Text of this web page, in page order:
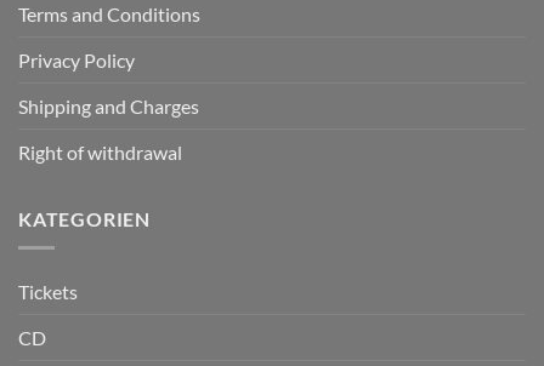
Terms and Conditions
Privacy Policy
Shipping and Charges
Right of withdrawal
KATEGORIEN
Tickets
CD